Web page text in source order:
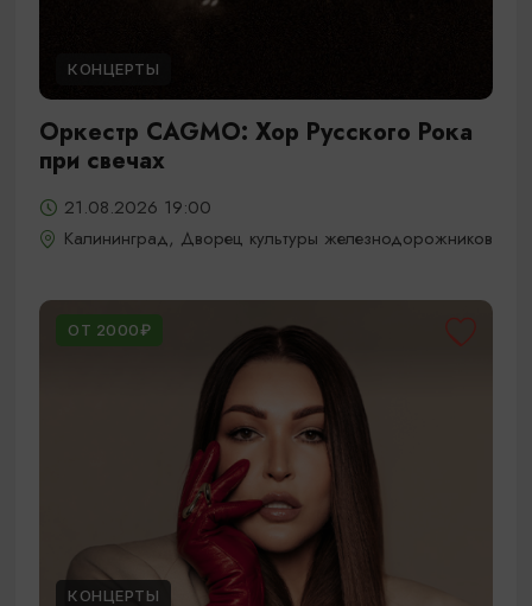
КОНЦЕРТЫ
Оркестр CAGMO: Хор Русского Рока
при свечах
21.08.2026 19:00
Калининград, Дворец культуры железнодорожников
ОТ 2000₽
КОНЦЕРТЫ